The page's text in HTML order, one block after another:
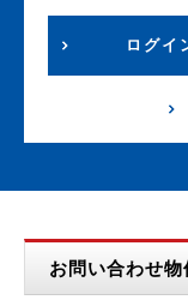
ログイ
お問い合わせ物